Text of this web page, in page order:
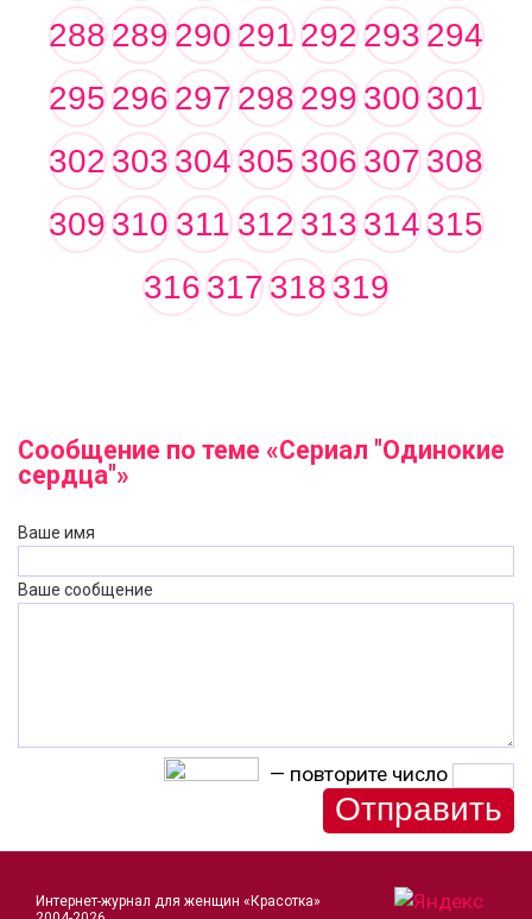
288289290291292293294
295296297298299300301
302303304305306307308
309310311312313314315
316317318319
Сообщение по теме «Сериал "Одинокие
сердца"»
Ваше имя
Ваше сообщение
— повторите число
Интернет-журнал для женщин «Красотка»